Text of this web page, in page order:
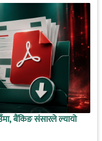
बैंकिङ संसारले ल्यायो